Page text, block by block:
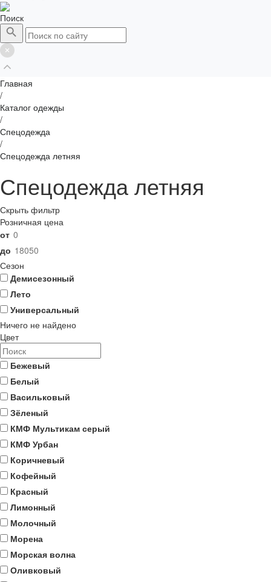
Поиск
Главная
/
Каталог одежды
/
Спецодежда
/
Спецодежда летняя
Спецодежда летняя
Скрыть фильтр
Розничная цена
от
до
Сезон
Демисезонный
Лето
Универсальный
Ничего не найдено
Цвет
Бежевый
Белый
Васильковый
Зёленый
КМФ Мультикам серый
КМФ Урбан
Коричневый
Кофейный
Красный
Лимонный
Молочный
Морена
Морская волна
Оливковый